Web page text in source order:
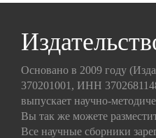
Основано в 2009 году
370201001, ИНН
выпускает научно-
Вы так же можете
Все научные сборники